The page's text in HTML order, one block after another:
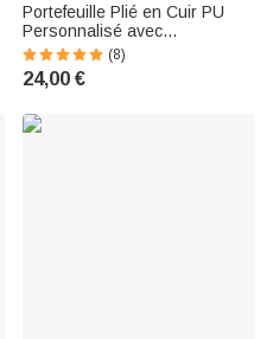
Portefeuille Plié en Cuir PU
Personnalisé avec
Personnage Cartoon Fleur de
Naissance et Nom Portefeuille
avec Bracelet Cadeau
(8)
24,00 €